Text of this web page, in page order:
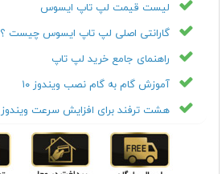
لیست قیمت لپ تاپ ایسوس
گارانتی اصلی لپ تاپ ایسوس چیست ؟
راهنمای جامع خرید لپ تاپ
آموزش گام به گام نصب ویندوز ۱۰
هشت ترفند برای افزایش سرعت ویندوز ۱۰